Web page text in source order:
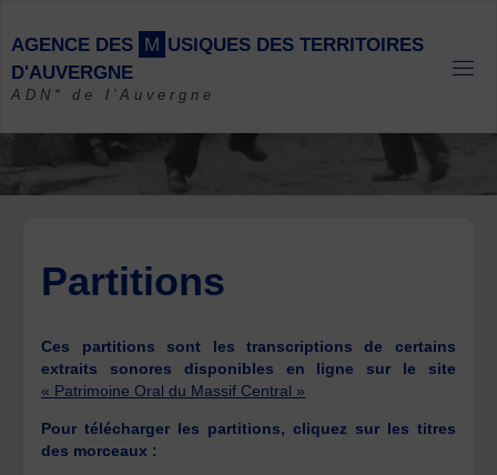
content
AGENCE DES M USIQUES DES TERRITOIRES
D'AUVERGNE
ADN* de l'Auvergne
Partitions
Ces partitions sont les transcriptions de certains
extraits sonores disponibles en ligne sur le site
« Patrimoine Oral du Massif Central »
Pour télécharger les partitions, cliquez sur les titres
des morceaux :